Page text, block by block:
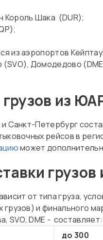
Король Шака (DUR);
из аэропортов
Домодедово
из
Санкт-Петербург
рейсов в
может
от типа груза,
и финального
SVO, DME - составляет:
до 300